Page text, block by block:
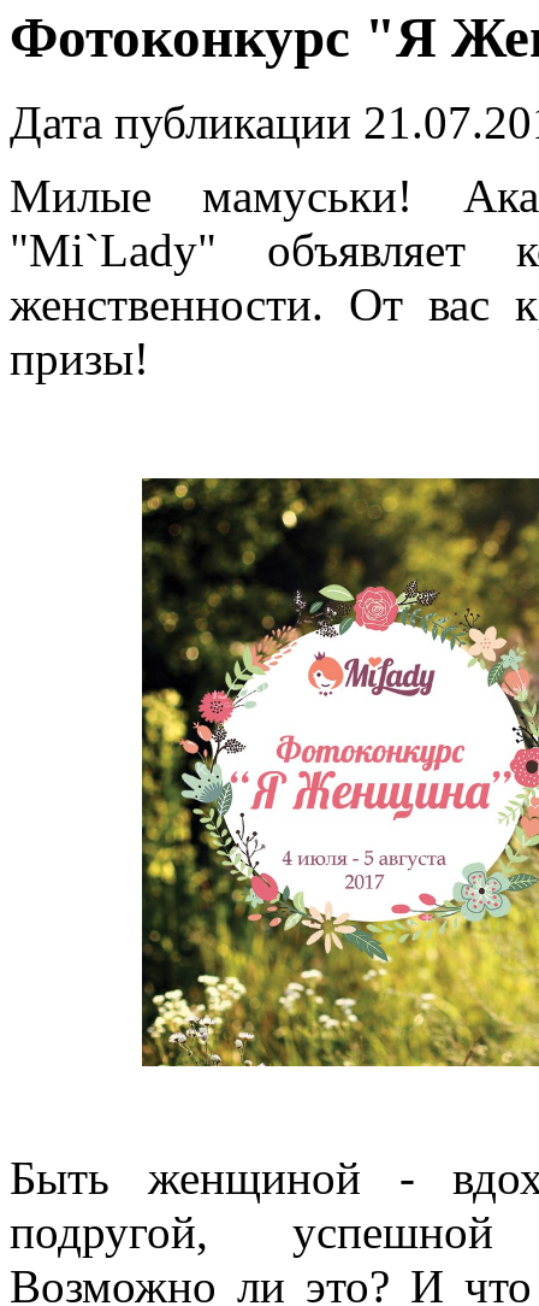
Фотоконкурс "Я
Дата публикации
Милые мамуськи!
"Mi`Lady" объявляет
женственности. От вас
призы!
Быть женщиной -
подругой, успешной
Возможно ли это? И что